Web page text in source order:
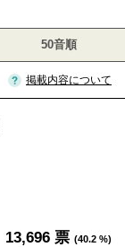
50音順
掲載内容について
13,696 票 (40.2 %)